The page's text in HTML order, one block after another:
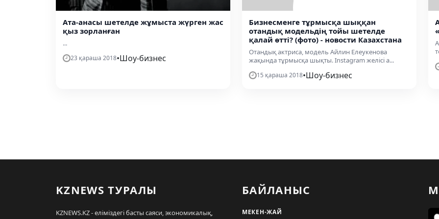
Ата-анасы шетелде жұмыста жүрген жас
қыз зорланған
...
23 қараша 2018•Шоу-бизнес
Бизнесменге тұрмысқа шыққан
отандық модельдің тойы шетелде
қалай өтті? (фото) - новости Казахстана
Отандық актриса, модель Айлин Елеукенова
жақында тұрмысқа шықты. Instagram желісі а...
15 қараша 2018•Шоу-бизнес
KZNEWS ТУРАЛЫ
KZNEWS.KZ - еліміздегі басты саяси, экономикалық,
БАЙЛАНЫС
МЕКЕН-ЖАЙ